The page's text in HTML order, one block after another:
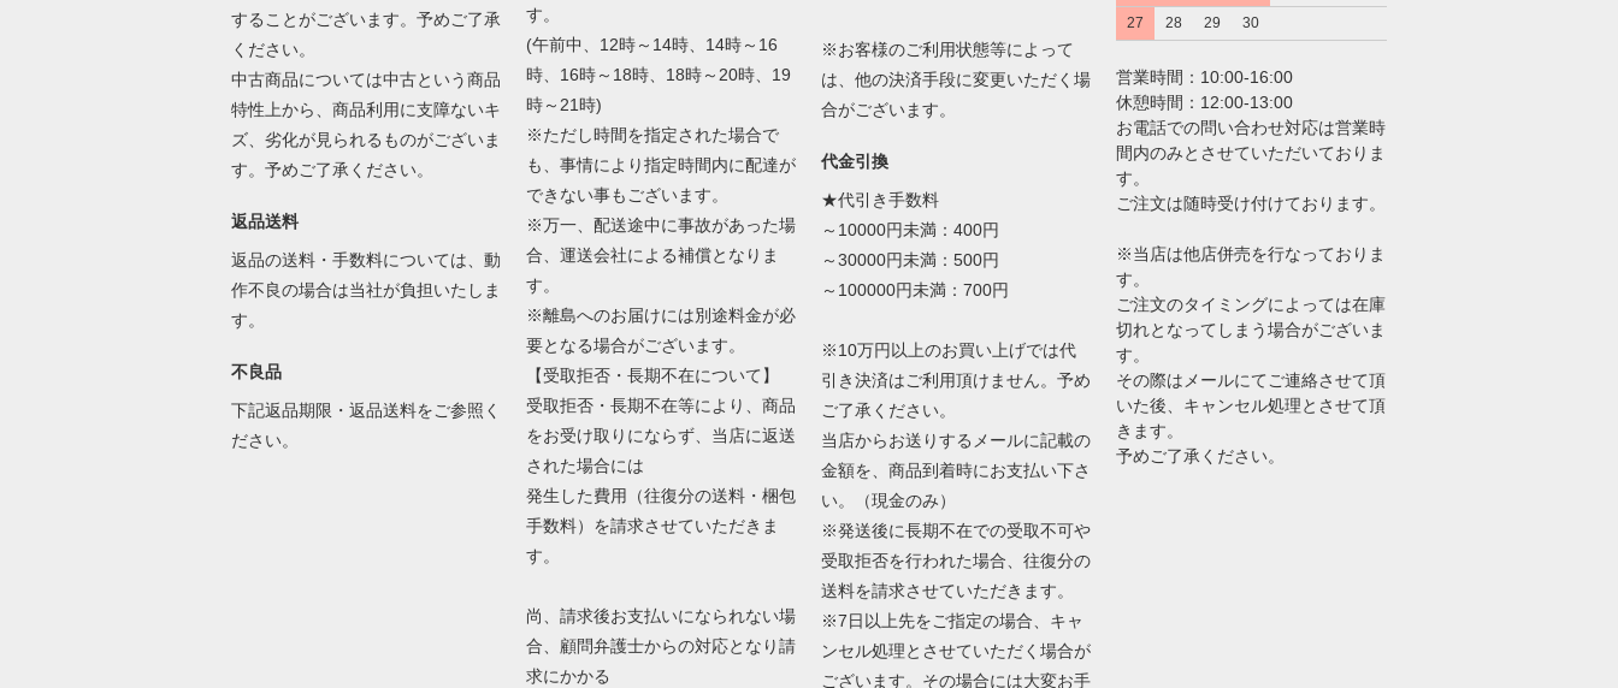
することがございます。予めご了承
ください。
中古商品については中古という商品
特性上から、商品利用に支障ないキ
ズ、劣化が見られるものがございま
す。予めご了承ください。
返品送料
返品の送料・手数料については、動
作不良の場合は当社が負担いたしま
す。
不良品
下記返品期限・返品送料をご参照く
ださい。
す。
(午前中、12時～14時、14時～16
時、16時～18時、18時～20時、19
時～21時)
※ただし時間を指定された場合で
も、事情により指定時間内に配達が
できない事もございます。
※万一、配送途中に事故があった場
合、運送会社による補償となりま
す。
※離島へのお届けには別途料金が必
要となる場合がございます。
【受取拒否・長期不在について】
受取拒否・長期不在等により、商品
をお受け取りにならず、当店に返送
された場合には
発生した費用（往復分の送料・梱包
手数料）を請求させていただきま
す。
尚、請求後お支払いになられない場
合、顧問弁護士からの対応となり請
求にかかる
※お客様のご利用状態等によって
は、他の決済手段に変更いただく場
合がございます。
代金引換
★代引き手数料
～10000円未満：400円
～30000円未満：500円
～100000円未満：700円
※10万円以上のお買い上げでは代
引き決済はご利用頂けません。予め
ご了承ください。
当店からお送りするメールに記載の
金額を、商品到着時にお支払い下さ
い。（現金のみ）
※発送後に長期不在での受取不可や
受取拒否を行われた場合、往復分の
送料を請求させていただきます。
※7日以上先をご指定の場合、キャ
ンセル処理とさせていただく場合が
ございます。その場合には大変お手
27
28 29 30
営業時間：10:00-16:00
休憩時間：12:00-13:00
お電話での問い合わせ対応は営業時
間内のみとさせていただいておりま
す。
ご注文は随時受け付けております。
※当店は他店併売を行なっておりま
す。
ご注文のタイミングによっては在庫
切れとなってしまう場合がございま
す。
その際はメールにてご連絡させて頂
いた後、キャンセル処理とさせて頂
きます。
予めご了承ください。